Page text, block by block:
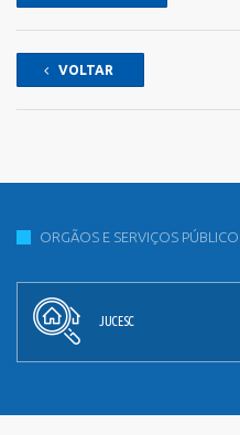
VOLTAR
ORGÃOS E SERVIÇOS
JUCESC